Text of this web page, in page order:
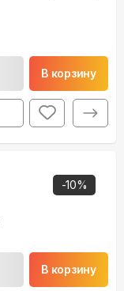
В корзину
-10%
В корзину